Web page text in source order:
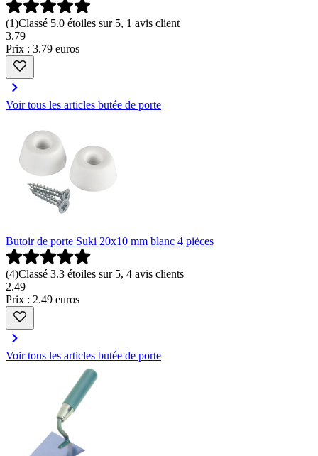
(1)Classé 5.0 étoiles sur 5, 1 avis client
3.79
Prix : 3.79 euros
Voir tous les articles butée de porte
Butoir de porte Suki 20x10 mm blanc 4 pièces
(4)Classé 3.3 étoiles sur 5, 4 avis clients
2.49
Prix : 2.49 euros
Voir tous les articles butée de porte